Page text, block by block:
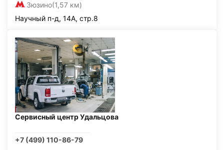
Зюзино(1,57 км)
Научный п-д, 14А, стр.8
Сервисный центр Удальцова
+7 (499) 110-86-79